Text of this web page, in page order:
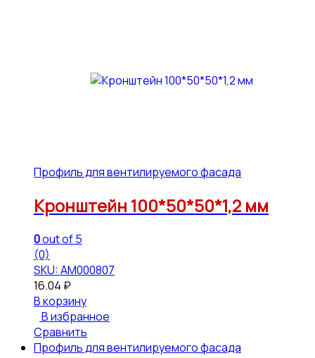
Профиль для вентилируемого фасада
Кронштейн 100*50*50*1,2 мм
0out of 5
(0)
SKU: АМ000807
16.04 ₽
В корзину
В избранное
Сравнить
Профиль для вентилируемого фасада